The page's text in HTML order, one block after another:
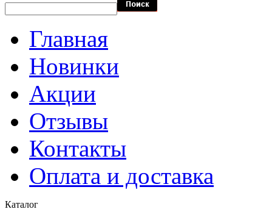
Главная
Новинки
Акции
Отзывы
Контакты
Оплата и доставка
Каталог